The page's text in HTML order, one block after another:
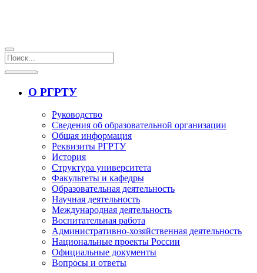
О РГРТУ
Руководство
Сведения об образовательной организации
Общая информация
Реквизиты РГРТУ
История
Структура университета
Факультеты и кафедры
Образовательная деятельность
Научная деятельность
Международная деятельность
Воспитательная работа
Административно-хозяйственная деятельность
Национальные проекты России
Официальные документы
Вопросы и ответы